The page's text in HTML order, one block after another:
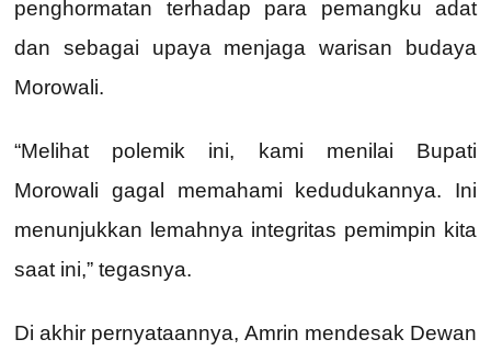
penghormatan terhadap para pemangku adat
dan sebagai upaya menjaga warisan budaya
Morowali.
“Melihat polemik ini, kami menilai Bupati
Morowali gagal memahami kedudukannya. Ini
menunjukkan lemahnya integritas pemimpin kita
saat ini,” tegasnya.
Di akhir pernyataannya, Amrin mendesak Dewan